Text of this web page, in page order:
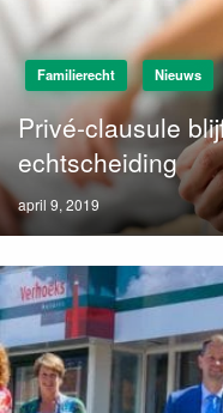
Familierecht Nieuws
Privé-clausule
echtscheiding
Posted
on
april 9, 2019